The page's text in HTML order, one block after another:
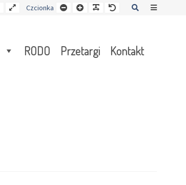
Stały
układ
Wide
layout
Czcionka Mniejsza
czcionka
CzcionkaCzcionkaCzcionkaSzukaj
RODO Przetargi Kontakt